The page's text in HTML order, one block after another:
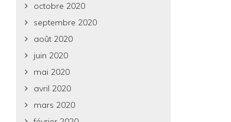
octobre 2020
septembre 2020
août 2020
juin 2020
mai 2020
avril 2020
mars 2020